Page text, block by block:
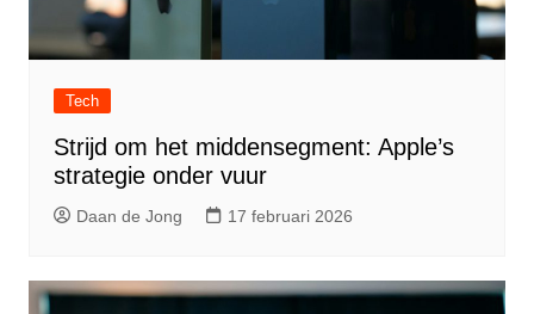
Tech
Strijd om het middensegment: Apple’s
strategie onder vuur
Daan de Jong 17 februari 2026